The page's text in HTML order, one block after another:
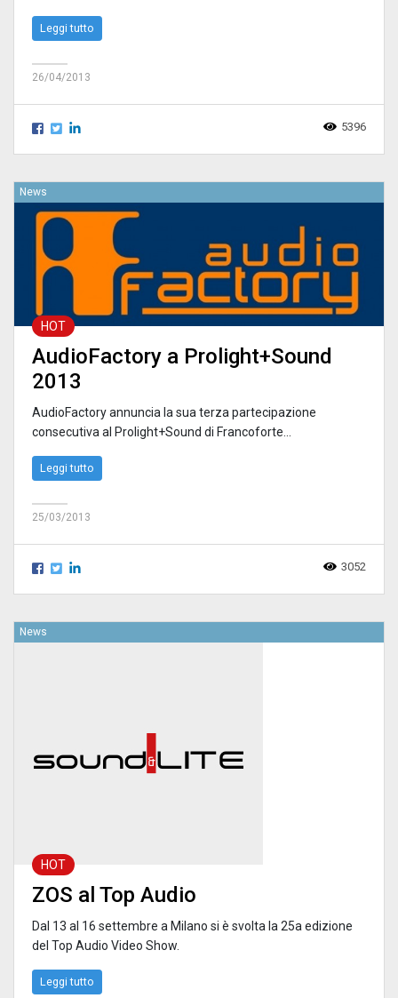
Leggi tutto
26/04/2013
5396
News
HOT
AudioFactory a Prolight+Sound
2013
AudioFactory annuncia la sua terza partecipazione
consecutiva al Prolight+Sound di Francoforte
Leggi tutto
25/03/2013
3052
News
HOT
ZOS al Top Audio
Dal 13 al 16 settembre a Milano si è svolta la 25a edizione
del Top Audio Video Show.
Leggi tutto